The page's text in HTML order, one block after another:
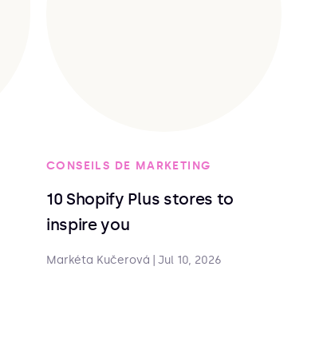
CONSEILS DE MARKETING
10 Shopify Plus stores to
inspire you
Markéta Kučerová Jul 10, 2026